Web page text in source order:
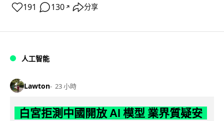
191 130 ↗ 分享
人工智能
Lawton 23 小時
白宮拒測中國開放 AI 模型 業界質疑安